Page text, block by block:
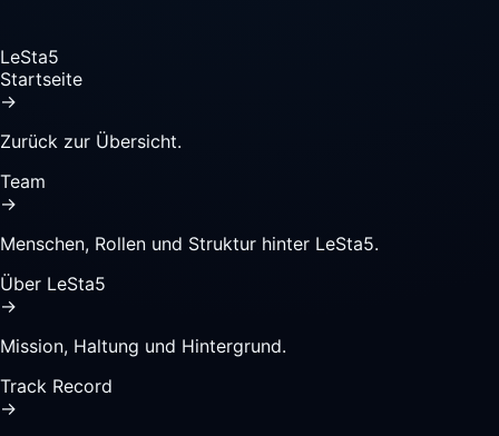
LeSta5
Startseite
→
Zurück zur Übersicht.
Team
→
Menschen, Rollen und Struktur hinter LeSta5.
Über LeSta5
→
Mission, Haltung und Hintergrund.
Track Record
→